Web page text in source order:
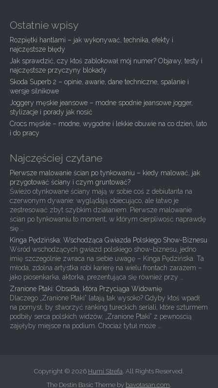
n
a
v
i
g
a
t
i
o
Ostatnie wpisy
Rozpiętki hantlami – jak wykonywać, technika, efekty i
najczęstsze błędy
Jak sprawdzić, czy ktoś zablokował mój numer? Objawy, testy i
najczęstsze przyczyny blokady
Skoda Superb 2 – opinie, awarie, dane techniczne, spalanie i
wersje silnikowe
Joggery męskie jeansowe – modne spodnie jeansowe jogger,
stylizacje i porady jak nosić
Crocs męskie – modne, wygodne i lekkie obuwie na co dzień, lato
i do pracy
Najczęściej czytane
Pierwsze malowanie ścian po tynkowaniu – kiedy malować, jak
przygotować ściany i czym gruntować?
Świeżo otynkowane ściany mają w sobie coś z debiutanta na
czerwonym dywanie: wyglądają obiecująco, ale łatwo je
zestresować zbyt szybkim działaniem. Pierwsze malowanie
ścian po tynkowaniu to moment, w którym cierpliwość naprawdę
się …
Kinga Pędzińska: Wschodząca Gwiazda Polskiego Show-Biznesu
Wśród wschodzących gwiazd polskiego show-biznesu, jedno
imię szczególnie zwraca na siebie uwagę – Kinga Pędzińska. Ta
młoda, zdolna artystka robi karierę na wielu frontach zarazem –
jako piosenkarka, aktorka, prezentująca się również przy …
Zranione Ptaki: Obsada, która Przyciąga Widownię
Dlaczego „Zranione Ptaki” latają tak wysoko? Gdyby ktoś wpadł
na pomysł, by stworzyć ranking tureckich seriali, które szturmem
podbiły serca polskich widzów, „Zranione Ptaki” z pewnością
zajęłyby miejsce na podium. Chociaż tytuł może …
Copyright © 2026 Humi Strefa. All Rights Reserved.
The Destin Basic Theme by bavotasan.com.